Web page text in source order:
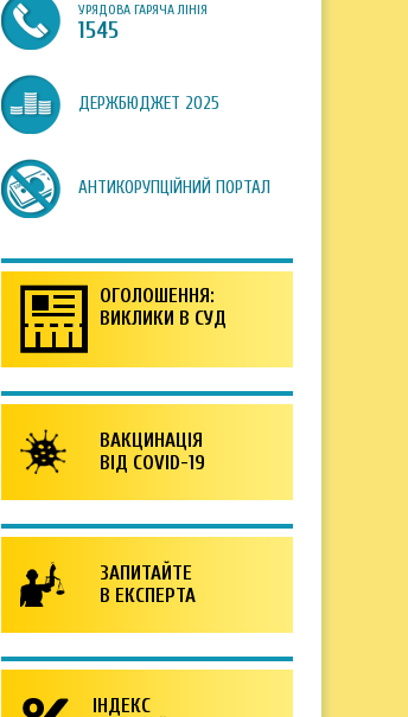
УРЯДОВА ГАРЯЧА ЛІНІЯ
1545
ДЕРЖБЮДЖЕТ 2025
АНТИКОРУПЦІЙНИЙ ПОРТАЛ
ОГОЛОШЕННЯ:
ВИКЛИКИ В СУД
ВАКЦИНАЦІЯ
ВІД COVID-19
ЗАПИТАЙТЕ
В ЕКСПЕРТА
ІНДЕКС